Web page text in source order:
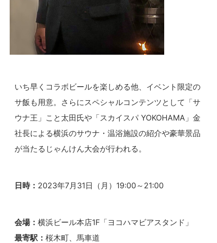
いち早くコラボビールを楽しめる他、イベント限定の
サ飯も用意。さらにスペシャルコンテンツとして「サ
ウナ王」こと太田氏や「スカイスパ YOKOHAMA」金
社長による横浜のサウナ・温浴施設の紹介や豪華景品
が当たるじゃんけん大会が行われる。
日時： 2023年7月31日（月）19:00～21:00
会場： 横浜ビール本店1F「ヨコハマビアスタンド」
最寄駅： 桜木町、馬車道